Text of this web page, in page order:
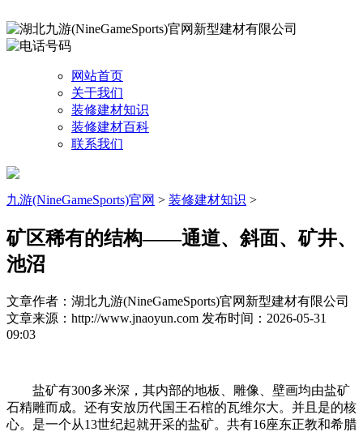
网站首页
关于我们
装修建材知识
装修建材百科
联系我们
九游(NineGameSports)官网 > 装修建材知识 >
矿区稀有的结构——通道、斜面、矿井、
池沼
文章作者：湖北九游(NineGameSports)官网新型建材有限公司
文章来源：http://www.jnaoyun.com 发布时间：2026-05-31
09:03
盐矿有300多米深，其内部的地板、雕像、壁画均由盐矿
石精雕而成。还有安放历代国王石棺的瓦维尔大。并且是的核
心。是一个从13世纪起就开采的盐矿。共有16座东正教和希腊